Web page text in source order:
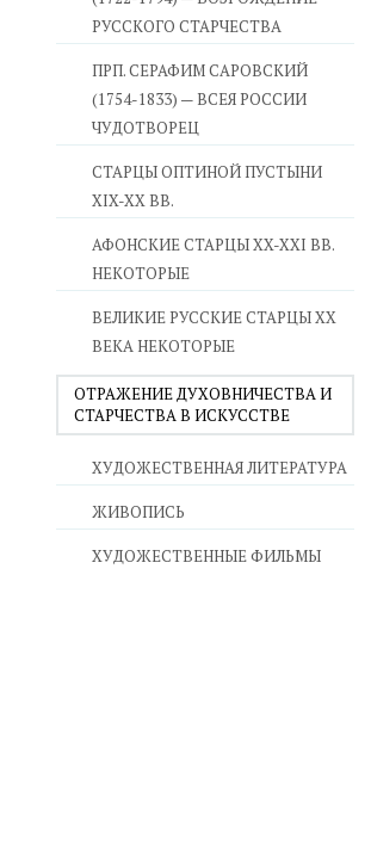
РУССКОГО СТАРЧЕСТВА
ПРП. СЕРАФИМ САРОВСКИЙ
(1754-1833) — ВСЕЯ РОССИИ
ЧУДОТВОРЕЦ
СТАРЦЫ ОПТИНОЙ ПУСТЫНИ
XIX-XX ВВ.
АФОНСКИЕ СТАРЦЫ XX-XXI ВВ.
НЕКОТОРЫЕ
ВЕЛИКИЕ РУССКИЕ СТАРЦЫ XX
ВЕКА НЕКОТОРЫЕ
ОТРАЖЕНИЕ ДУХОВНИЧЕСТВА И
СТАРЧЕСТВА В ИСКУССТВЕ
ХУДОЖЕСТВЕННАЯ ЛИТЕРАТУРА
ЖИВОПИСЬ
ХУДОЖЕСТВЕННЫЕ ФИЛЬМЫ